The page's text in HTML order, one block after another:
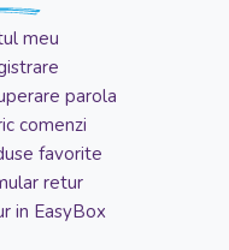
meu
parola
comenzi
favorite
retur
in EasyBox